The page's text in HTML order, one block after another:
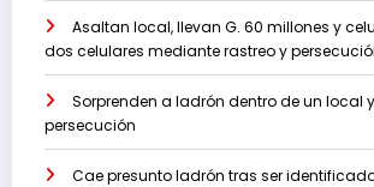
Asaltan local, llevan G. 60 millones y
dos celulares mediante rastreo y
Sorprenden a ladrón dentro de un local
persecución
Cae presunto ladrón tras ser